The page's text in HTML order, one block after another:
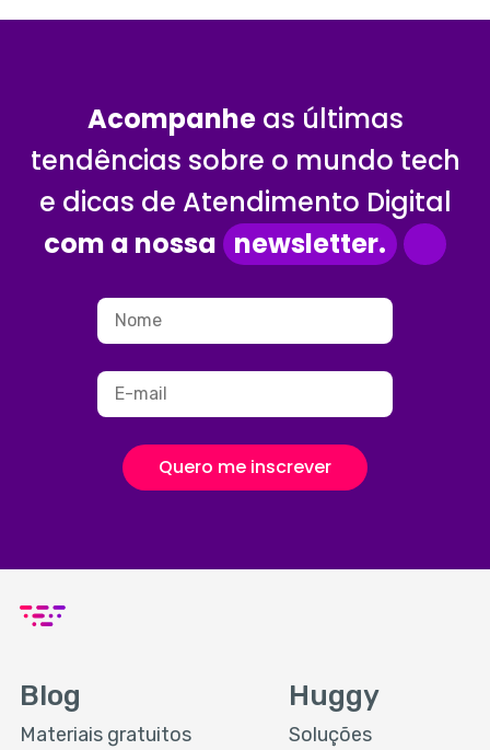
Acompanheas últimas
tendências sobre o mundo tech
e dicas de Atendimento Digital
com a nossa newsletter.
Quero me inscrever
Blog
Materiais gratuitos
Huggy
Soluções